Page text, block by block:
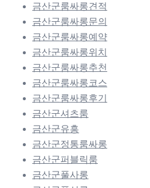
금산군룸싸롱견적
금산군룸싸롱문의
금산군룸싸롱예약
금산군룸싸롱위치
금산군룸싸롱추천
금산군룸싸롱코스
금산군룸싸롱후기
금산군셔츠룸
금산군유흥
금산군정통룸싸롱
금산군퍼블릭룸
금산군풀사롱